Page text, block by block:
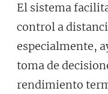
El sistema
control a
especialmente,
toma de
rendimiento